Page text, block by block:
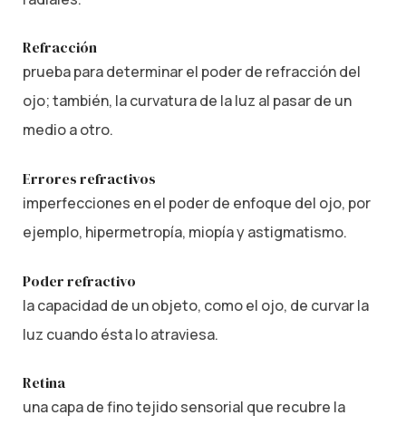
Refracción
prueba para determinar el poder de refracción del
ojo; también, la curvatura de la luz al pasar de un
medio a otro.
Errores refractivos
imperfecciones en el poder de enfoque del ojo, por
ejemplo, hipermetropía, miopía y astigmatismo.
Poder refractivo
la capacidad de un objeto, como el ojo, de curvar la
luz cuando ésta lo atraviesa.
Retina
una capa de fino tejido sensorial que recubre la